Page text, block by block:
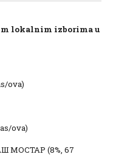
lokalnim izborima u
ova)
ova)
МОСТАР (8%, 67